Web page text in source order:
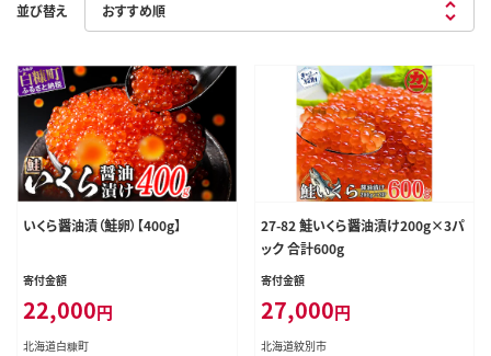
並び替え
いくら醤油漬（鮭卵）【400g】
寄付金額
22,000円
北海道白糠町
27-82 鮭いくら醤油漬け200g×3パ
ック 合計600g
寄付金額
27,000円
北海道紋別市